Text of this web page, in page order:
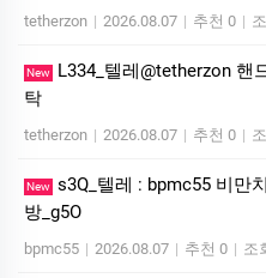
tetherzon | 2026.08.07 | 추천 0 |
New
L334_텔레@tetherzon 핸
탁
tetherzon | 2026.08.07 | 추천 0 |
New s3Q_텔레 : bpmc55 비만
방_g5O
bpmc55 | 2026.08.07 | 추천 0 | 조